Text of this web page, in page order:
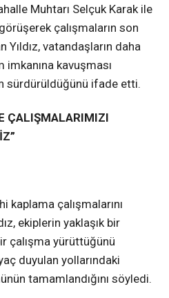
Muhtarı Selçuk Karak ile
çalışmaların son
Yıldız, vatandaşların daha
kavuşması
sürdürüldüğünü ifade etti.
ÇALIŞMALARIMIZI
kaplama çalışmalarını
ekiplerin yaklaşık bir
çalışma yürüttüğünü
duyulan yollarındaki
tamamlandığını söyledi.